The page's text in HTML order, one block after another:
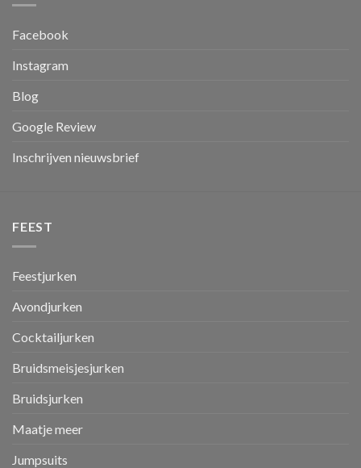
Facebook
Instagram
Blog
Google Review
Inschrijven nieuwsbrief
FEEST
Feestjurken
Avondjurken
Cocktailjurken
Bruidsmeisjesjurken
Bruidsjurken
Maatje meer
Jumpsuits